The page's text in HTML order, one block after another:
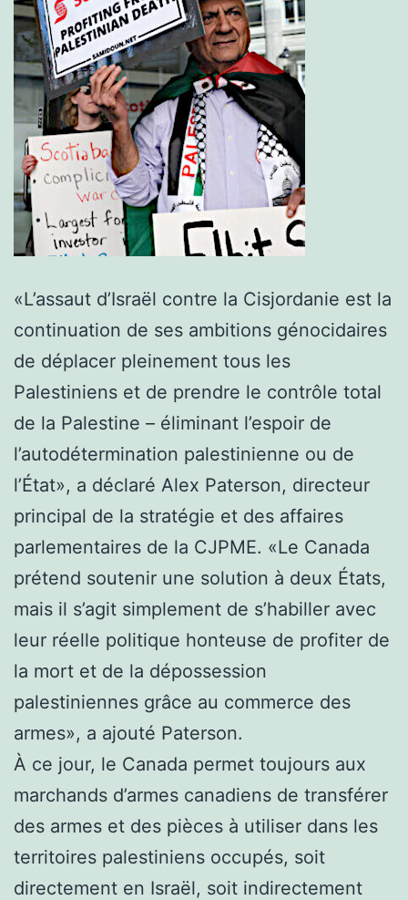
«L’assaut d’Israël contre la Cisjordanie est la
continuation de ses ambitions génocidaires
de déplacer pleinement tous les
Palestiniens et de prendre le contrôle total
de la Palestine – éliminant l’espoir de
l’autodétermination palestinienne ou de
l’État», a déclaré Alex Paterson, directeur
principal de la stratégie et des affaires
parlementaires de la CJPME. «Le Canada
prétend soutenir une solution à deux États,
mais il s’agit simplement de s’habiller avec
leur réelle politique honteuse de profiter de
la mort et de la dépossession
palestiniennes grâce au commerce des
armes», a ajouté Paterson.
À ce jour, le Canada permet toujours aux
marchands d’armes canadiens de transférer
des armes et des pièces à utiliser dans les
territoires palestiniens occupés, soit
directement en Israël, soit indirectement